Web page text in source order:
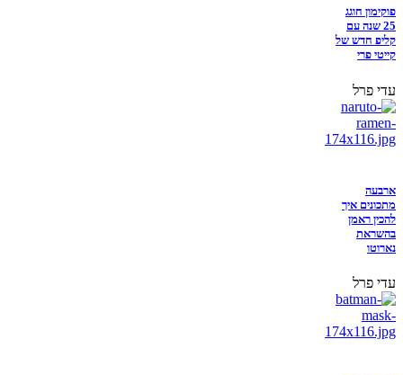
פוקימון חוגג
25 שנה עם
קליפ חדש של
קייטי פרי
עדי פרל
ארבעה
מתכונים איך
להכין ראמן
בהשראת
נארוטו
עדי פרל